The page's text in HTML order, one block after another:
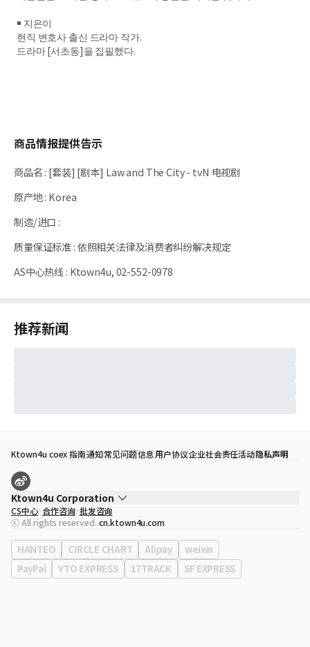
￭ 지은이
현직 변호사 출신 드라마 작가.
드라마 [서초동]을 집필했다.
商品情报提供告示
商品名: [套装] [剧本] Law and The City - tvN 电视剧
原产地: Korea
制造/进口 :
质量保证标准 :依照相关法律及消费者纠纷解决规定
AS中心热线 : Ktown4u, 02-552-0978
推荐新闻
Ktown4u coex 指南通知常见问题信息用户协议企业社会责任活动隐私声明
Ktown4u Corporation
代表
宋効珉
营业执照 120-87-71116
公司地址 首尔特别市 江南区 岭东大路 513号 3楼 （三成洞， coex)
CS中心 合作咨询 批发咨询
ⓒ All rights reserved. cn.ktown4u.com
HANTEO CIRCLE CHART Alipay
weixin
PayPal
YTO EXPRESS 17TRACK SF EXPRESS